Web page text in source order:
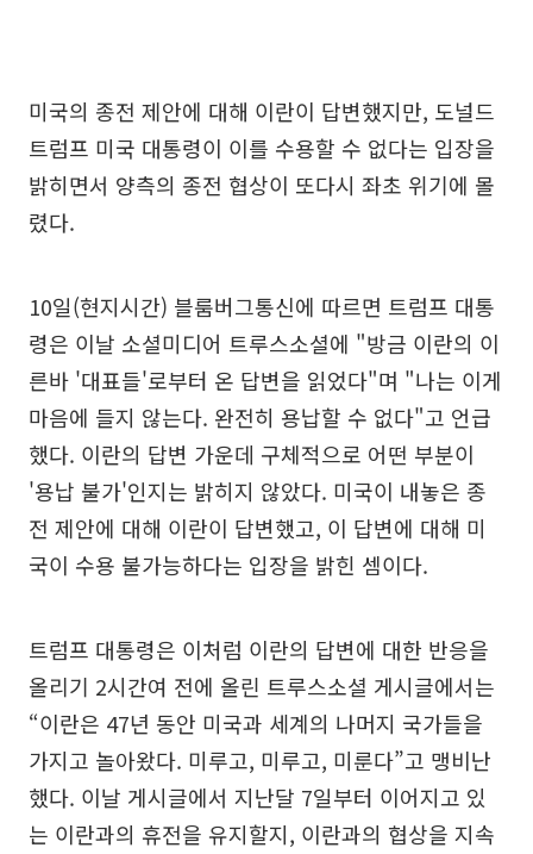
미국의 종전 제안에 대해 이란이 답변했지만, 도널드
트럼프 미국 대통령이 이를 수용할 수 없다는 입장을
밝히면서 양측의 종전 협상이 또다시 좌초 위기에 몰
렸다.
10일(현지시간) 블룸버그통신에 따르면 트럼프 대통
령은 이날 소셜미디어 트루스소셜에 "방금 이란의 이
른바 '대표들'로부터 온 답변을 읽었다"며 "나는 이게
마음에 들지 않는다. 완전히 용납할 수 없다"고 언급
했다. 이란의 답변 가운데 구체적으로 어떤 부분이
'용납 불가'인지는 밝히지 않았다. 미국이 내놓은 종
전 제안에 대해 이란이 답변했고, 이 답변에 대해 미
국이 수용 불가능하다는 입장을 밝힌 셈이다.
트럼프 대통령은 이처럼 이란의 답변에 대한 반응을
올리기 2시간여 전에 올린 트루스소셜 게시글에서는
“이란은 47년 동안 미국과 세계의 나머지 국가들을
가지고 놀아왔다. 미루고, 미루고, 미룬다”고 맹비난
했다. 이날 게시글에서 지난달 7일부터 이어지고 있
는 이란과의 휴전을 유지할지, 이란과의 협상을 지속